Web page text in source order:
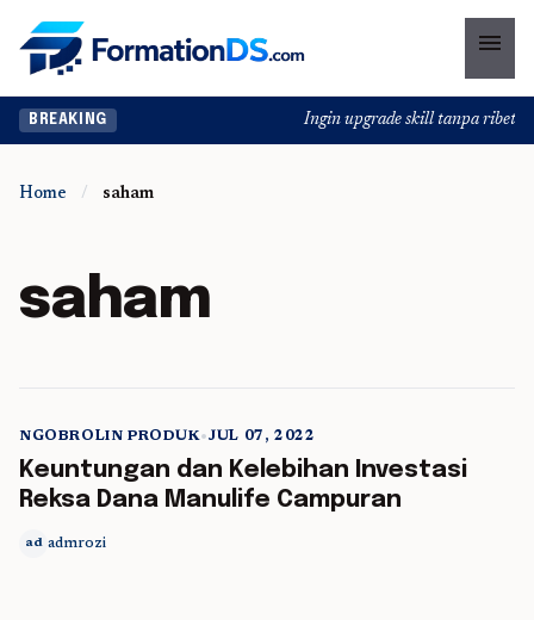
menu
BREAKING Ingin upgrade skill tanpa ribet?
Home / saham
saham
5 min read
NGOBROLIN PRODUK•JUL 07, 2022
Keuntungan dan Kelebihan Investasi
Reksa Dana Manulife Campuran
ad admrozi